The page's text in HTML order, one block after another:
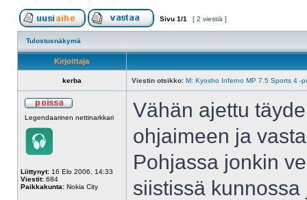
Sivu 1/1 [ 2 viestiä ]
Tulostusnäkymä
Kirjoittaja
kerba Viestin otsikko: M: Kyosho Inferno MP 7.5 Sports 4 -
Legendaarinen nettinarkkari
Liittynyt: 16 Elo 2006, 14:33
Viestit: 684
Paikkakunta: Nokia City
Vähän ajettu
ohjaimeen ja
Pohjassa jonkin
siistissä